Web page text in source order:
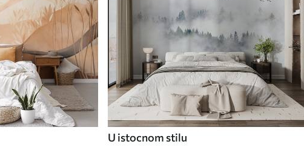
U istocnom stilu